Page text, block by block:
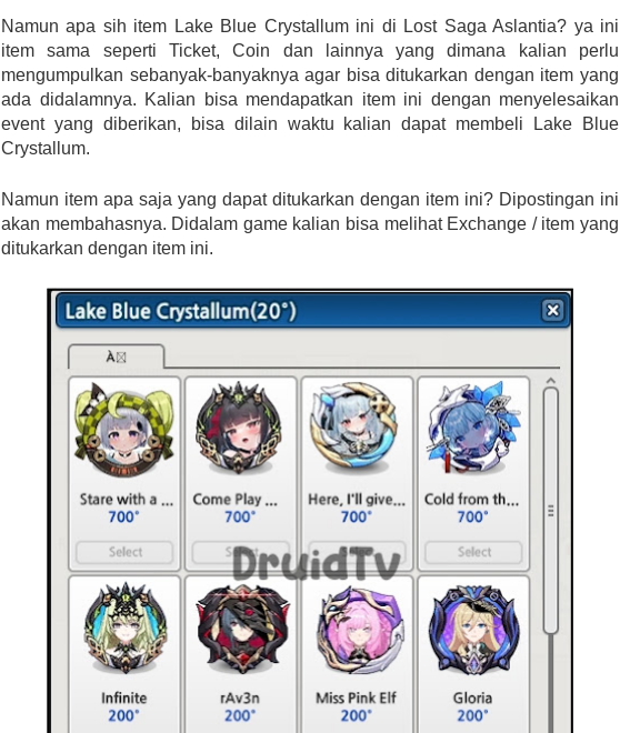
Namun apa sih item Lake Blue Crystallum ini di Lost Saga Aslantia? ya ini
item sama seperti Ticket, Coin dan lainnya yang dimana kalian perlu
mengumpulkan sebanyak-banyaknya agar bisa ditukarkan dengan item yang
ada didalamnya. Kalian bisa mendapatkan item ini dengan menyelesaikan
event yang diberikan, bisa dilain waktu kalian dapat membeli Lake Blue
Crystallum.
Namun item apa saja yang dapat ditukarkan dengan item ini? Dipostingan ini
akan membahasnya. Didalam game kalian bisa melihat Exchange / item yang
ditukarkan dengan item ini.